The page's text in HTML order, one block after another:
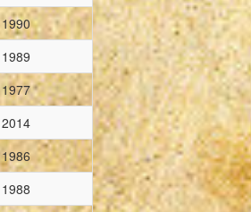
1990
1989
1977
2014
1986
1988